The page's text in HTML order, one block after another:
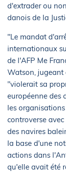
d'extrader ou
danois de la
"Le mandat
internationaux
de l'AFP Me
Watson, jugeant
"violerait sa
européenne des
les
controverse
des navires
la base d'une
actions dans
qu'elle avait été